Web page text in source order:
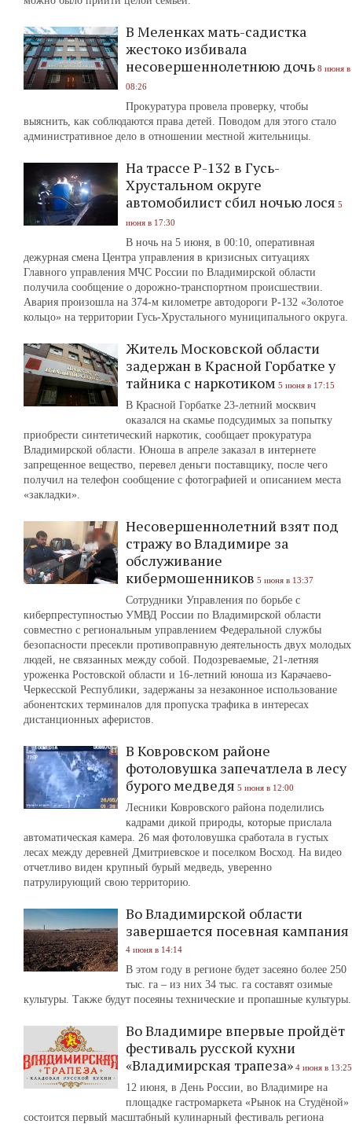
В Меленках мать-садистка
жестоко избивала
несовершеннолетнюю дочь 8 июня в
08:26
Прокуратура провела проверку, чтобы
выяснить, как соблюдаются права детей. Поводом для этого стало
административное дело в отношении местной жительницы.
На трассе Р-132 в Гусь-
Хрустальном округе
автомобилист сбил ночью лося 5
июня в 17:30
В ночь на 5 июня, в 00:10, оперативная
дежурная смена Центра управления в кризисных ситуациях
Главного управления МЧС России по Владимирской области
получила сообщение о дорожно-транспортном происшествии.
Авария произошла на 374-м километре автодороги Р-132 «Золотое
кольцо» на территории Гусь-Хрустального муниципального округа.
Житель Московской области
задержан в Красной Горбатке у
тайника с наркотиком 5 июня в 17:15
В Красной Горбатке 23-летний москвич
оказался на скамье подсудимых за попытку
приобрести синтетический наркотик, сообщает прокуратура
Владимирской области. Юноша в апреле заказал в интернете
запрещенное вещество, перевел деньги поставщику, после чего
получил на телефон сообщение с фотографией и описанием места
«закладки».
Несовершеннолетний взят под
стражу во Владимире за
обслуживание
кибермошенников 5 июня в 13:37
Сотрудники Управления по борьбе с
киберпреступностью УМВД России по Владимирской области
совместно с региональным управлением Федеральной службы
безопасности пресекли противоправную деятельность двух молодых
людей, не связанных между собой. Подозреваемые, 21-летняя
уроженка Ростовской области и 16-летний юноша из Карачаево-
Черкесской Республики, задержаны за незаконное использование
абонентских терминалов для пропуска трафика в интересах
дистанционных аферистов.
В Ковровском районе
фотоловушка запечатлела в лесу
бурого медведя 5 июня в 12:00
Лесники Ковровского района поделились
кадрами дикой природы, которые прислала
автоматическая камера. 26 мая фотоловушка сработала в густых
лесах между деревней Дмитриевское и поселком Восход. На видео
отчетливо виден крупный бурый медведь, уверенно
патрулирующий свою территорию.
Во Владимирской области
завершается посевная кампания
4 июня в 14:14
В этом году в регионе будет засеяно более 250
тыс. га – из них 34 тыс. га составят озимые
культуры. Также будут посеяны технические и пропашные культуры.
Во Владимире впервые пройдёт
фестиваль русской кухни
«Владимирская трапеза» 4 июня в 13:25
12 июня, в День России, во Владимире на
площадке гастромаркета «Рынок на Студёной»
состоится первый масштабный кулинарный фестиваль региона